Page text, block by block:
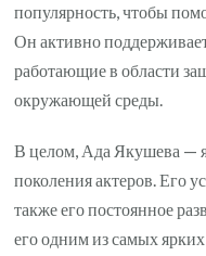
популярность, чтобы
Он активно
работающие в области
окружающей среды.
В целом, Ада Якушева —
поколения актеров. Его
также его постоянное
его одним из самых